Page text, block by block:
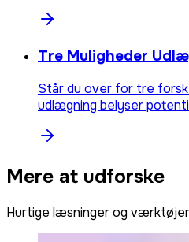
Tre Muligheder
Står du over for tre
udlægning belyser
Mere at udforske
Hurtige læsninger og